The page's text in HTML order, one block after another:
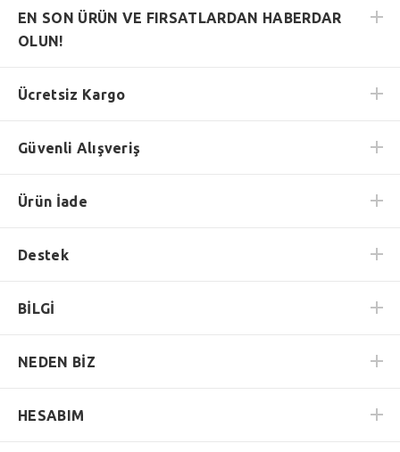
EN SON ÜRÜN VE FIRSATLARDAN HABERDAR
OLUN!
Ücretsiz Kargo
Güvenli Alışveriş
Ürün İade
Destek
BİLGİ
NEDEN BİZ
HESABIM